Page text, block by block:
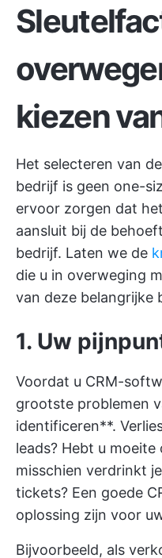
kiezen
Het selecteren van
bedrijf is geen one-
ervoor zorgen dat
aansluit bij de
bedrijf. Laten we de
die u in overweging
van deze belangrijke
1. Uw
Voordat u CRM-
grootste problemen
identificeren**.
leads? Hebt u
misschien verdrinkt
tickets? Een goede
oplossing zijn voor
Bijvoorbeeld, als